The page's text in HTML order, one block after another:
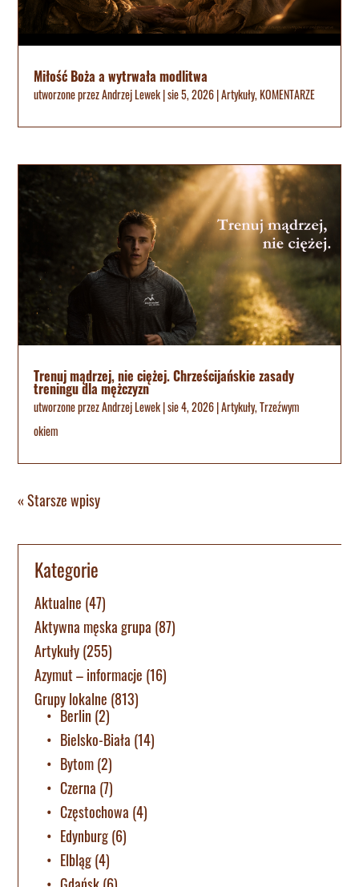
Miłość Boża a wytrwała modlitwa
utworzone przezAndrzej Lewek|sie 5, 2026|Artykuły,KOMENTARZE
Trenuj mądrzej, nie ciężej. Chrześcijańskie zasady
treningu dla mężczyzn
utworzone przezAndrzej Lewek|sie 4, 2026|Artykuły,Trzeźwym
okiem
« Starsze wpisy
Kategorie
Aktualne (47)
Aktywna męska grupa (87)
Artykuły(255)
Azymut – informacje (16)
Grupy lokalne (813)
Berlin (2)
Bielsko-Biała (14)
Bytom(2)
Czerna (7)
Częstochowa (4)
Edynburg(6)
Elbląg(4)